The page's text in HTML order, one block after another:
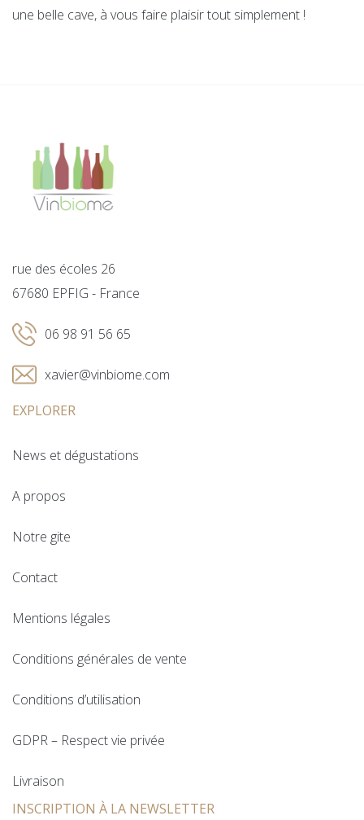
une belle cave, à vous faire plaisir tout simplement !
rue des écoles 26
67680 EPFIG - France
06 98 91 56 65
xavier@vinbiome.com
EXPLORER
News et dégustations
A propos
Notre gite
Contact
Mentions légales
Conditions générales de vente
Conditions d’utilisation
GDPR – Respect vie privée
Livraison
INSCRIPTION À LA NEWSLETTER